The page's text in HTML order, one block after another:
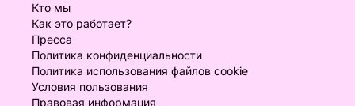
Кто мы
Как это работает?
Пресса
Политика конфиденциальности
Политика использования файлов cookie
Условия пользования
Правовая информация